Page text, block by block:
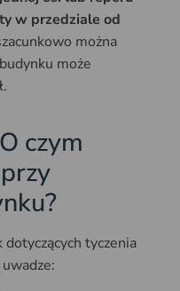
w przedziale od
można
może
czym
tyczenia